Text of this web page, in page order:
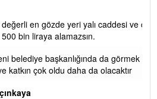
yeri yalı caddesi ve çevresidir.
alamazsın.
başkanlığında da görmek isteriz
oldu daha da olacaktır